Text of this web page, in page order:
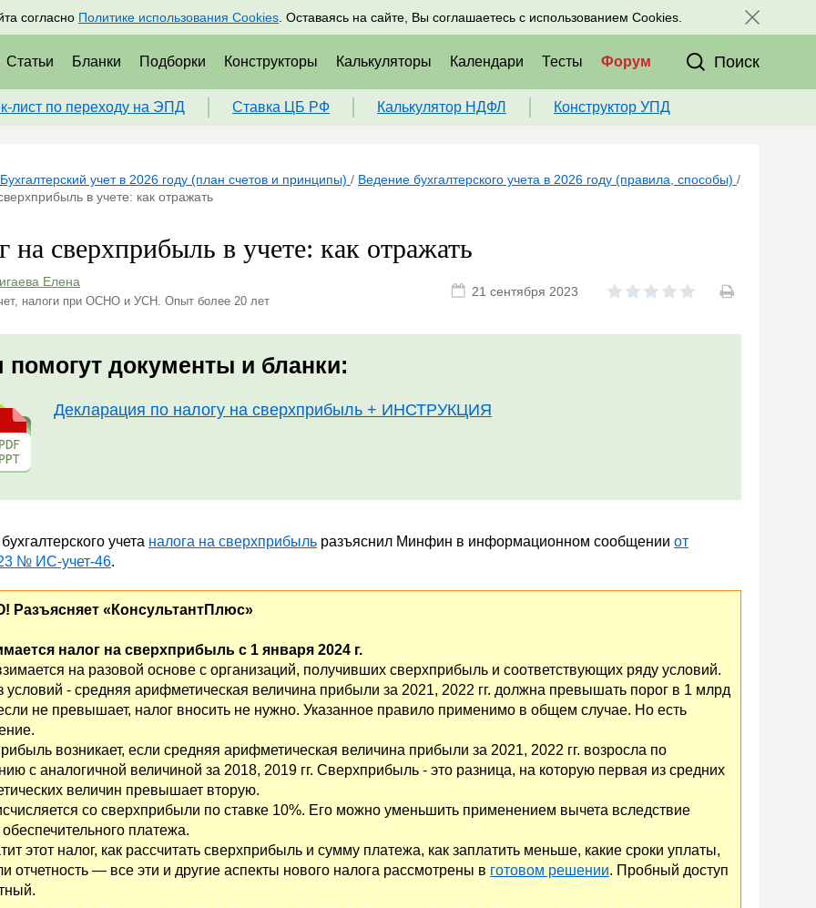
согласно Политике использования Cookies . Оставаясь на сайте, Вы соглашаетесь с использованием Cookies.
Подписаться Присоединяйтесь к нам в соц. сетях:
Статьи Бланки Подборки Конструкторы Калькуляторы Календари Тесты Форум Поиск
лист по переходу на ЭПД Ставка ЦБ РФ Калькулятор НДФЛ Конструктор УПД
Бухгалтерский учет в 2026 году (план счетов и принципы) / Ведение бухгалтерского учета в 2026 году (правила, способы) /
в учете: как отражать
на сверхприбыль в учете: как отражать
Елена
налоги при ОСНО и УСН. Опыт более 20 лет
21 сентября 2023
помогут документы и бланки:
Декларация по налогу на сверхприбыль + ИНСТРУКЦИЯ
учета налога на сверхприбыль разъяснил Минфин в информационном сообщении от
№ ИС-учет-46.
Разъясняет «КонсультантПлюс»
налог на сверхприбыль с 1 января 2024 г.
на разовой основе с организаций, получивших сверхприбыль и соответствующих ряду условий.
условий - средняя арифметическая величина прибыли за 2021, 2022 гг. должна превышать порог в 1 млрд
не превышает, налог вносить не нужно. Указанное правило применимо в общем случае. Но есть
возникает, если средняя арифметическая величина прибыли за 2021, 2022 гг. возросла по
с аналогичной величиной за 2018, 2019 гг. Сверхприбыль - это разница, на которую первая из средних
величин превышает вторую.
со сверхприбыли по ставке 10%. Его можно уменьшить применением вычета вследствие
платежа.
этот налог, как рассчитать сверхприбыль и сумму платежа, как заплатить меньше, какие сроки уплаты,
отчетность — все эти и другие аспекты нового налога рассмотрены в готовом решении. Пробный доступ